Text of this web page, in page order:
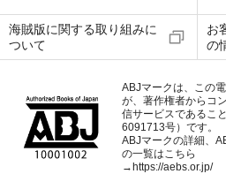
海賊版に関する取り組みに
ついて
お
の
ABJマークは、この
が、著作権者からコ
信サービスであるこ
6091713号）です。
ABJマークの詳細、
の一覧はこちら
→ https://aebs.or.jp/